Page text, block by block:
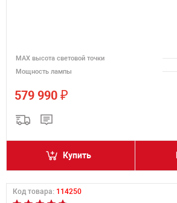
MAX высота световой точки
Мощность лампы
579 990 ₽
Купить
Код товара: 114250